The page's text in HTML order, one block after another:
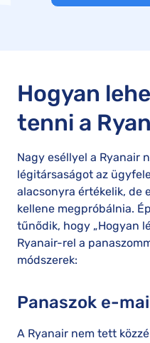
Hogyan
tenni a
Nagy eséllyel a Ryanair
légitársaságot az
alacsonyra értékelik, de
kellene megpróbálnia.
tűnődik, hogy „Hogyan
Ryanair-rel a
módszerek:
Panaszok e-
A Ryanair nem tett